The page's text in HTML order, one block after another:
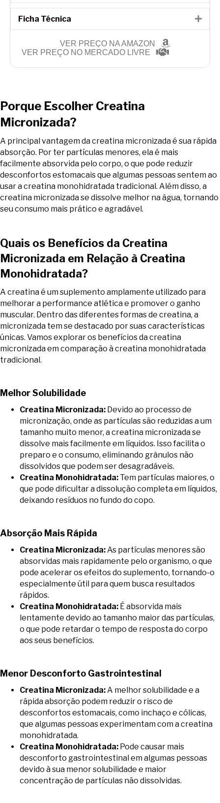
Ficha Técnica
VER PREÇO NA AMAZON
VER PREÇO NO MERCADO LIVRE
Porque Escolher Creatina
Micronizada?
A principal vantagem da creatina micronizada é sua rápida
absorção. Por ter partículas menores, ela é mais
facilmente absorvida pelo corpo, o que pode reduzir
desconfortos estomacais que algumas pessoas sentem ao
usar a creatina monohidratada tradicional. Além disso, a
creatina micronizada se dissolve melhor na água, tornando
seu consumo mais prático e agradável.
Quais os Benefícios da Creatina
Micronizada em Relação à Creatina
Monohidratada?
A creatina é um suplemento amplamente utilizado para
melhorar a performance atlética e promover o ganho
muscular. Dentro das diferentes formas de creatina, a
micronizada tem se destacado por suas características
únicas. Vamos explorar os benefícios da creatina
micronizada em comparação à creatina monohidratada
tradicional.
Melhor Solubilidade
Creatina Micronizada: Devido ao processo de
micronização, onde as partículas são reduzidas a um
tamanho muito menor, a creatina micronizada se
dissolve mais facilmente em líquidos. Isso facilita o
preparo e o consumo, eliminando grânulos não
dissolvidos que podem ser desagradáveis.
Creatina Monohidratada: Tem partículas maiores, o
que pode dificultar a dissolução completa em líquidos,
deixando resíduos no fundo do copo.
Absorção Mais Rápida
Creatina Micronizada:As partículas menores são
absorvidas mais rapidamente pelo organismo, o que
pode acelerar os efeitos do suplemento, tornando-o
especialmente útil para quem busca resultados
rápidos.
Creatina Monohidratada: É absorvida mais
lentamente devido ao tamanho maior das partículas,
o que pode retardar o tempo de resposta do corpo
aos seus benefícios.
Menor Desconforto Gastrointestinal
Creatina Micronizada:A melhor solubilidade e a
rápida absorção podem reduzir o risco de
desconfortos estomacais, como inchaço e cólicas,
que algumas pessoas experimentam com a creatina
monohidratada.
Creatina Monohidratada: Pode causar mais
desconforto gastrointestinal em algumas pessoas
devido à sua menor solubilidade e maior
concentração de partículas não dissolvidas.